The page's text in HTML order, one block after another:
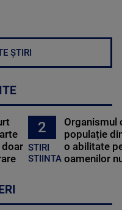
ȘTIRI
doar
2
STIRI
STIINTA
Organismul
populație
o abilitate
oamenilor